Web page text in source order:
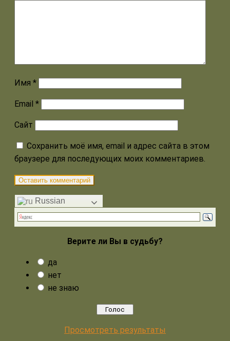
Имя *
Email *
Сайт
Сохранить моё имя, email и адрес сайта в этом
браузере для последующих моих комментариев.
Russian
Верите ли Вы в судьбу?
да
нет
не знаю
Просмотреть результаты